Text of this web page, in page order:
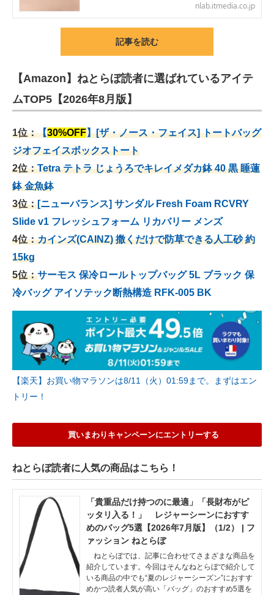
nlab.itmedia.co.jp
記事を読む
【Amazon】ねとらぼ読者に選ばれているアイテ
ムTOP5【2026年8月版】
1位：【30%OFF】[ザ・ノース・フェイス] トートバッグ
ジオフェイスボックストート
2位：Tetra テトラ じょうろでキレイメダカ鉢 40 黒 睡蓮
鉢 金魚鉢
3位：[ニューバランス] サンダル Fresh Foam RCVRY
Slide v1 フレッシュフォーム リカバリー メンズ
4位：カインズ(CAINZ) 撒くだけで防草できる人工砂 約
15kg
5位：サーモス 保冷ロールトップバッグ 5L ブラック 保
冷バッグ アイソテック断熱構造 RFK-005 BK
【楽天】お買い物マラソンは8/11（火）01:59まで。まずはエン
トリー！
買いまわりキャンペーンにエントリーする
ねとらぼ読者に人気の商品はこちら！
「貴重品だけ持つのに最適」「長財布がピ
ッタリ入る！」 レジャーシーンにおすす
めのバッグ5選【2026年7月版】（1/2） | フ
ァッション ねとらぼ
ねとらぼでは、記事に合わせてさまざまな商品を
紹介しています。今回はそんなねとらぼで紹介して
いる商品の中でも“夏のレジャーシーズン”におすす
めかつ読者人気が高い「バッグ」のおすすめ5選を